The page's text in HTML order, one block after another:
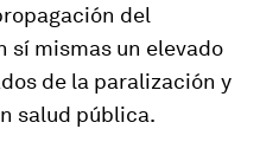
del
sí mismas un elevado
de la paralización y
salud pública.